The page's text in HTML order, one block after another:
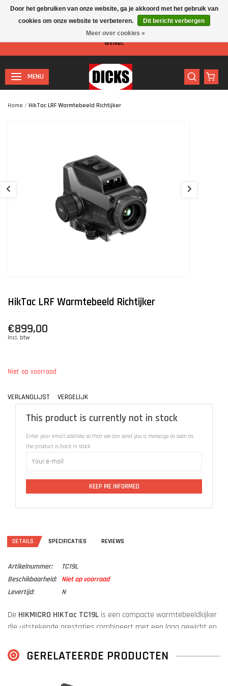
Let op: I.v.m. de zomervakantie is er minder personeel aanwezig in de
winkel.
MENU
Home / HikTac LRF Warmtebeeld Richtijker
HikTac LRF Warmtebeeld Richtijker
€899,00
Incl. btw
Niet op voorraad
VERLANGLIJST VERGELIJK
This product is currently not in stock
Enter your email address so that we can send you a message as soon as
the product is back in stock
KEEP ME INFORMED
DETAILS SPECIFICATIES REVIEWS
Artikelnummer:
TC19L
Beschikbaarheid:
Niet op voorraad
Levertijd:
N
De HIKMICRO HIKTac TC19L is een compacte warmtebeeldkijker
die uitstekende prestaties combineert met een laag gewicht en
Met een gewicht van slechts260 gramvoegt de HIKTac nauwelijks
Hierdoor is de TC19L de perfect keuze voor een lichtgewicht setup.
GERELATEERDE PRODUCTEN
Door het gebruiken van onze website, ga je akkoord met het gebruik van
cookies om onze website te verbeteren.
Dit bericht verbergen
Meer over cookies »